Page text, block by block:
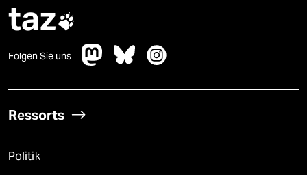
taz
Folgen Sie uns
Ressorts
Politik